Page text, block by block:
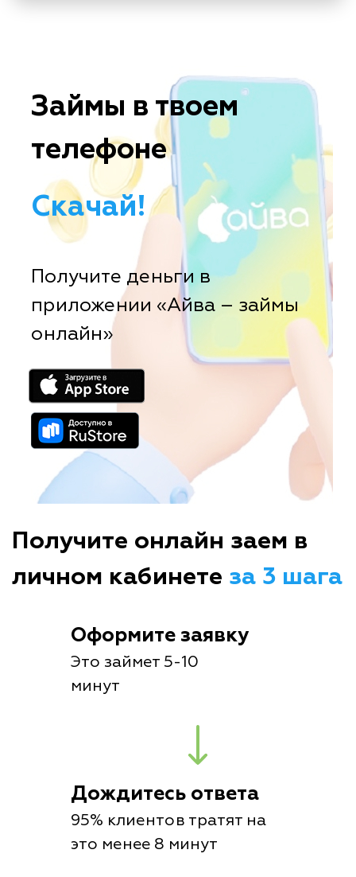
Займы в твоем
телефоне
Скачай!
Получите деньги в
приложении «Айва – займы
онлайн»
Получите онлайн заем в
личном кабинете за 3 шага
Оформите заявку
Это займет 5-10
минут
Дождитесь ответа
95% клиентов тратят на
это менее 8 минут